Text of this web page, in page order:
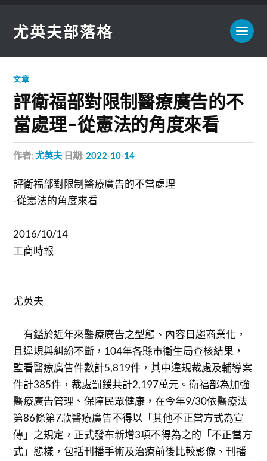
尤英夫部落格
文章
評衛福部對限制醫療廣告的不
當處理-從憲法的角度來看
作者:尤英夫 日期: 2022-10-14
評衛福部對限制醫療廣告的不當處理
-從憲法的角度來看
2016/10/14
工商時報
尤英夫
有鑑於近年來醫療廣告之型態、內容日趨商業化，
且違規與糾紛不斷，104年各縣市衛生局查核結果，
監看醫療廣告件數計5,819件，其中違規裁處及輔導案
件計385件，裁處罰鍰共計2,197萬元。衛福部為加強
醫療廣告管理、保障民眾健康，在今年9/30依醫療法
第86條第7款醫療廣告不得以「其他不正當方式為宣
傳」之規定，正式發布新增3項不得為之的「不正當方
式」態樣，包括刊播手術及治療前後比較影像、刊播